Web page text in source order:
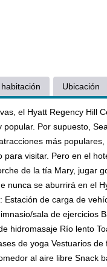
Ubicación
el Hyatt Regency Hill
Por supuesto,
más
visitar. Pero en el
de la tía Mary, jugar
nunca se aburrirá en el
Estación de carga de
sala de ejercicios
hidromasaje Río lento
de yoga Vestuarios
al aire libre Snack